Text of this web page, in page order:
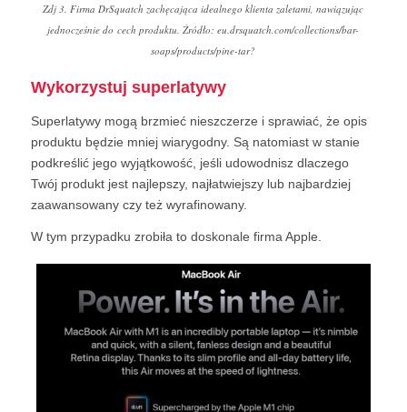
Zdj 3. Firma DrSquatch zachęcająca idealnego klienta zaletami, nawiązując
jednocześnie do cech produktu. Źródło: eu.drsquatch.com/collections/bar-
soaps/products/pine-tar?
Wykorzystuj superlatywy
Superlatywy mogą brzmieć nieszczerze i sprawiać, że opis
produktu będzie mniej wiarygodny. Są natomiast w stanie
podkreślić jego wyjątkowość, jeśli udowodnisz dlaczego
Twój produkt jest najlepszy, najłatwiejszy lub najbardziej
zaawansowany czy też wyrafinowany.
W tym przypadku zrobiła to doskonale firma Apple.